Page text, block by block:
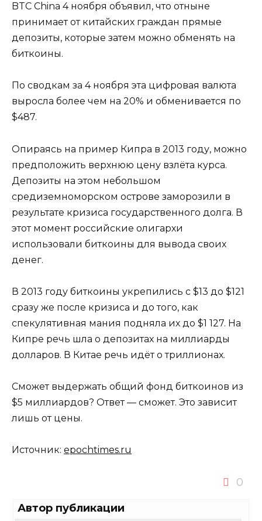
BTC China 4 ноября объявил, что отныне
принимает от китайских граждан прямые
депозиты, которые затем можно обменять на
биткоины.
По сводкам за 4 ноября эта цифровая валюта
выросла более чем на 20% и обменивается по
$487.
Опираясь на пример Кипра в 2013 году, можно
предположить верхнюю цену взлёта курса.
Депозиты на этом небольшом
средиземноморском острове заморозили в
результате кризиса государственного долга. В
этот момент российские олигархи
использовали биткоины для вывода своих
денег.
В 2013 году биткоины укрепились с $13 до $121
сразу же после кризиса и до того, как
спекулятивная мания подняла их до $1 127. На
Кипре речь шла о депозитах на миллиарды
долларов. В Китае речь идёт о триллионах.
Сможет выдержать общий фонд биткоинов из
$5 миллиардов? Ответ — сможет. Это зависит
лишь от цены.
Источник: epochtimes.ru
0
Автор публикации